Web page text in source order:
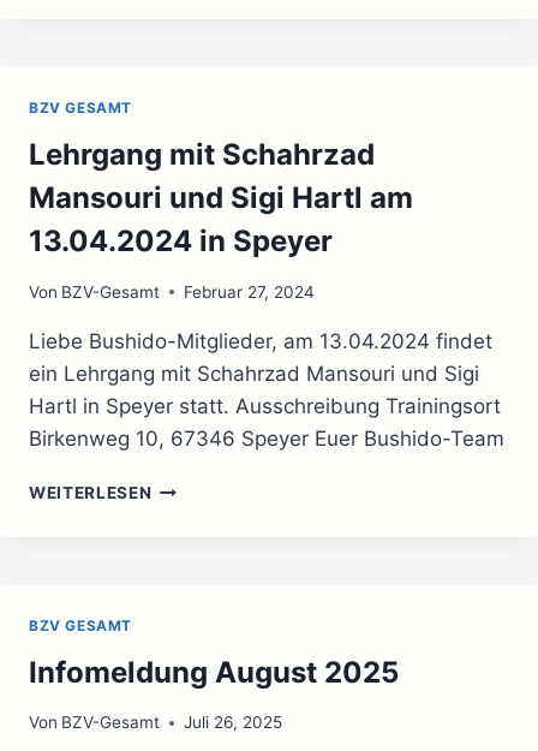
BZV GESAMT
Lehrgang mit Schahrzad
Mansouri und Sigi Hartl am
13.04.2024 in Speyer
Von BZV-Gesamt Februar 27, 2024
Liebe Bushido-Mitglieder, am 13.04.2024 findet
ein Lehrgang mit Schahrzad Mansouri und Sigi
Hartl in Speyer statt. Ausschreibung Trainingsort
Birkenweg 10, 67346 Speyer Euer Bushido-Team
WEITERLESEN LEHRGANG
AM
13.04.2024
IN
BZV GESAMT
Infomeldung August 2025
Von BZV-Gesamt Juli 26, 2025